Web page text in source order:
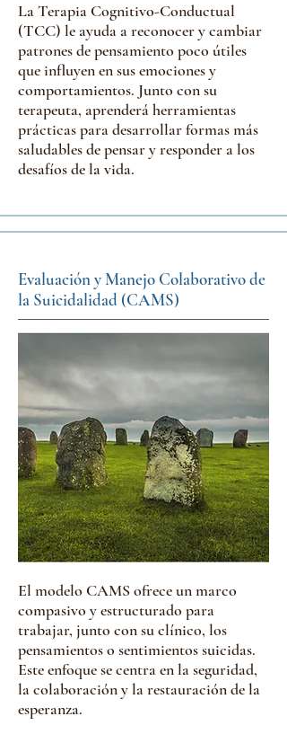
La Terapia Cognitivo-Conductual
(TCC) le ayuda a reconocer y cambiar
patrones de pensamiento poco útiles
que influyen en sus emociones y
comportamientos. Junto con su
terapeuta, aprenderá herramientas
prácticas para desarrollar formas más
saludables de pensar y responder a los
desafíos de la vida.
Evaluación y Manejo Colaborativo de
la Suicidalidad (CAMS)
El modelo CAMS ofrece un marco
compasivo y estructurado para
trabajar, junto con su clínico, los
pensamientos o sentimientos suicidas.
Este enfoque se centra en la seguridad,
la colaboración y la restauración de la
esperanza.